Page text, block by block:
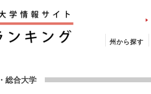
州から探す
・総合大学